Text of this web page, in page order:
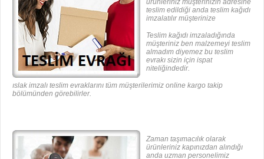
teslim edildiği anda teslim kağıdı
imzalatılır müşterinize
Teslim kağıdı imzaladığında
müşteriniz ben malzemeyi teslim
almadım diyemez bu teslim
evrakı sizin için ispat
niteliğindedir.
ıslak imzalı teslim evraklarını tüm müşterilerimiz online kargo takip
bölümünden görebilirler.
Zaman taşımacılık olarak
ürünleriniz kapınızdan alındığı
anda uzman personelimiz